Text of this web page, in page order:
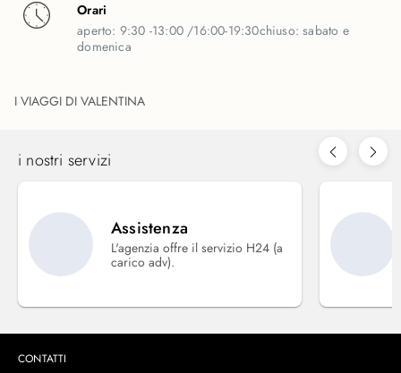
Orari
aperto: 9:30 -13:00 /16:00-19:30chiuso:sabato e
domenica
I VIAGGI DI VALENTINA
i nostri servizi
Assistenza
L'agenzia offre il servizio H24 (a
carico adv).
CONTATTI